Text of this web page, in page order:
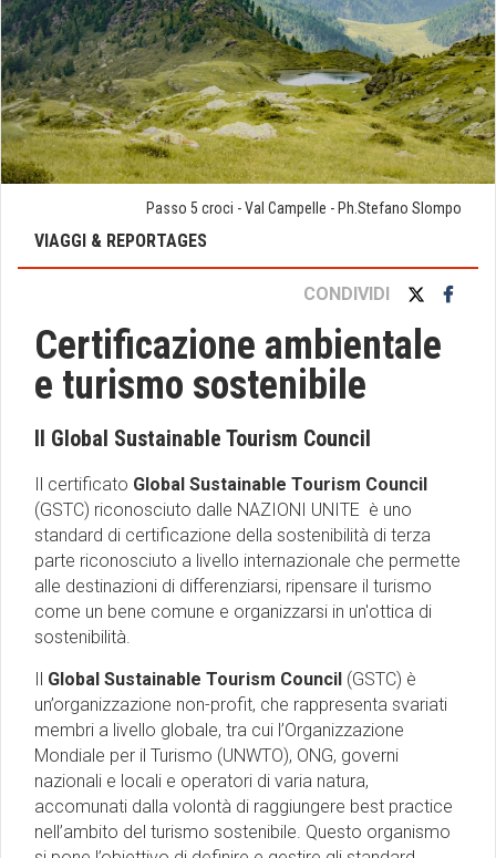
Passo 5 croci - Val Campelle - Ph.Stefano Slompo
VIAGGI & REPORTAGES
CONDIVIDI
Certificazione ambientale
e turismo sostenibile
Il Global Sustainable Tourism Council
Il certificato Global Sustainable Tourism Council
(GSTC) riconosciuto dalle NAZIONI UNITE è uno
standard di certificazione della sostenibilità di terza
parte riconosciuto a livello internazionale che permette
alle destinazioni di differenziarsi, ripensare il turismo
come un bene comune e organizzarsi in un'ottica di
sostenibilità.
Il Global Sustainable Tourism Council (GSTC) è
un’organizzazione non-profit, che rappresenta svariati
membri a livello globale, tra cui l’Organizzazione
Mondiale per il Turismo (UNWTO), ONG, governi
nazionali e locali e operatori di varia natura,
accomunati dalla volontà di raggiungere best practice
nell’ambito del turismo sostenibile. Questo organismo